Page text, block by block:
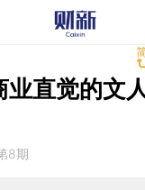
业直觉的文
8期